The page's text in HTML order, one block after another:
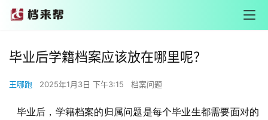
毕业后学籍档案应该放在哪里呢？
王哪跑 2025年1月3日 下午3:15 档案问题
毕业后，学籍档案的归属问题是每个毕业生都需要面对的